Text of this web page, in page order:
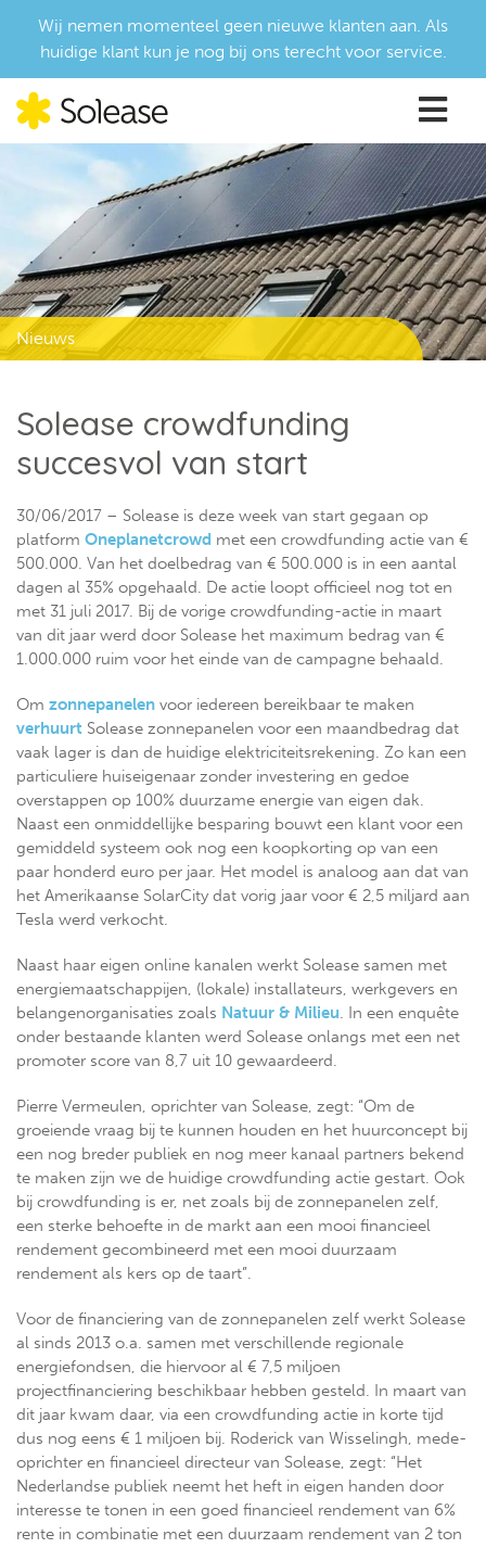
Wij nemen momenteel geen nieuwe klanten aan. Als
huidige klant kun je nog bij ons terecht voor service.
Nieuws
Solease crowdfunding
succesvol van start
30/06/2017 – Solease is deze week van start gegaan op
platform Oneplanetcrowd met een crowdfunding actie van €
500.000. Van het doelbedrag van € 500.000 is in een aantal
dagen al 35% opgehaald. De actie loopt officieel nog tot en
met 31 juli 2017. Bij de vorige crowdfunding-actie in maart
van dit jaar werd door Solease het maximum bedrag van €
1.000.000 ruim voor het einde van de campagne behaald.
Om zonnepanelen voor iedereen bereikbaar te maken
verhuurt Solease zonnepanelen voor een maandbedrag dat
vaak lager is dan de huidige elektriciteitsrekening. Zo kan een
particuliere huiseigenaar zonder investering en gedoe
overstappen op 100% duurzame energie van eigen dak.
Naast een onmiddellijke besparing bouwt een klant voor een
gemiddeld systeem ook nog een koopkorting op van een
paar honderd euro per jaar. Het model is analoog aan dat van
het Amerikaanse SolarCity dat vorig jaar voor € 2,5 miljard aan
Tesla werd verkocht.
Naast haar eigen online kanalen werkt Solease samen met
energiemaatschappijen, (lokale) installateurs, werkgevers en
belangenorganisaties zoals Natuur & Milieu. In een enquête
onder bestaande klanten werd Solease onlangs met een net
promoter score van 8,7 uit 10 gewaardeerd.
Pierre Vermeulen, oprichter van Solease, zegt: “Om de
groeiende vraag bij te kunnen houden en het huurconcept bij
een nog breder publiek en nog meer kanaal partners bekend
te maken zijn we de huidige crowdfunding actie gestart. Ook
bij crowdfunding is er, net zoals bij de zonnepanelen zelf,
een sterke behoefte in de markt aan een mooi financieel
rendement gecombineerd met een mooi duurzaam
rendement als kers op de taart”.
Voor de financiering van de zonnepanelen zelf werkt Solease
al sinds 2013 o.a. samen met verschillende regionale
energiefondsen, die hiervoor al € 7,5 miljoen
projectfinanciering beschikbaar hebben gesteld. In maart van
dit jaar kwam daar, via een crowdfunding actie in korte tijd
dus nog eens € 1 miljoen bij. Roderick van Wisselingh, mede-
oprichter en financieel directeur van Solease, zegt: “Het
Nederlandse publiek neemt het heft in eigen handen door
interesse te tonen in een goed financieel rendement van 6%
rente in combinatie met een duurzaam rendement van 2 ton